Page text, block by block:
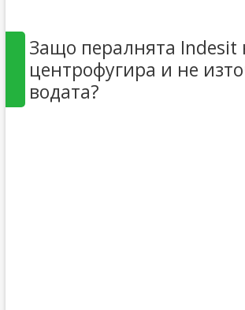
Защо пералнята Indesit
центрофугира и не
водата?